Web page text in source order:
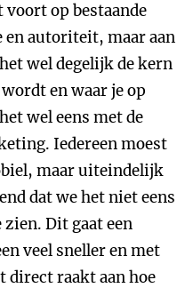
voort op bestaande
autoriteit, maar aan
wel degelijk de kern
en waar je op
wel eens met de
Iedereen moest
maar uiteindelijk
dat we het niet eens
Dit gaat een
veel sneller en met
direct raakt aan hoe